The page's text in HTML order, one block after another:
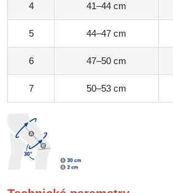
4 41–44 cm
5 44–47 cm
6 47–50 cm
7 50–53 cm